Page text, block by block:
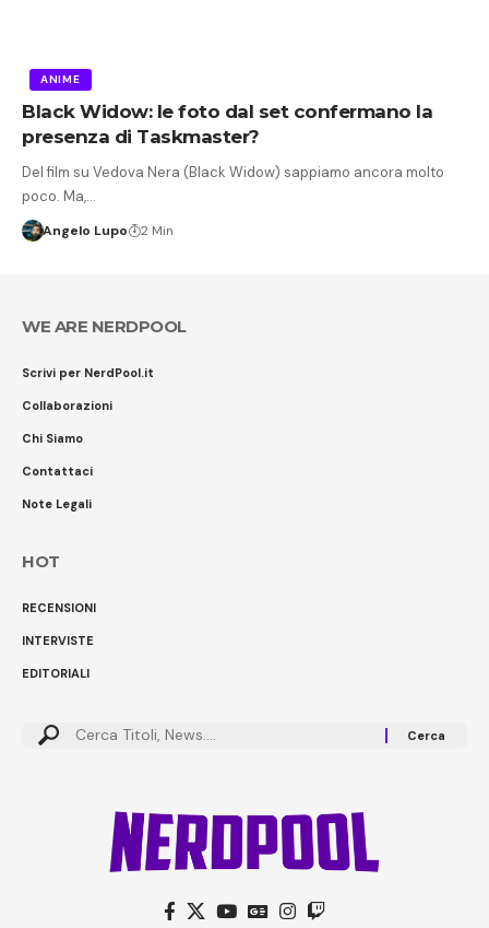
ANIME
Black Widow: le foto dal set confermano la
presenza di Taskmaster?
Del film su Vedova Nera (Black Widow) sappiamo ancora molto
poco. Ma,…
Angelo Lupo 2 Min
WE ARE NERDPOOL
Scrivi per NerdPool.it
Collaborazioni
Chi Siamo
Contattaci
Note Legali
HOT
RECENSIONI
INTERVISTE
EDITORIALI
Cerca: